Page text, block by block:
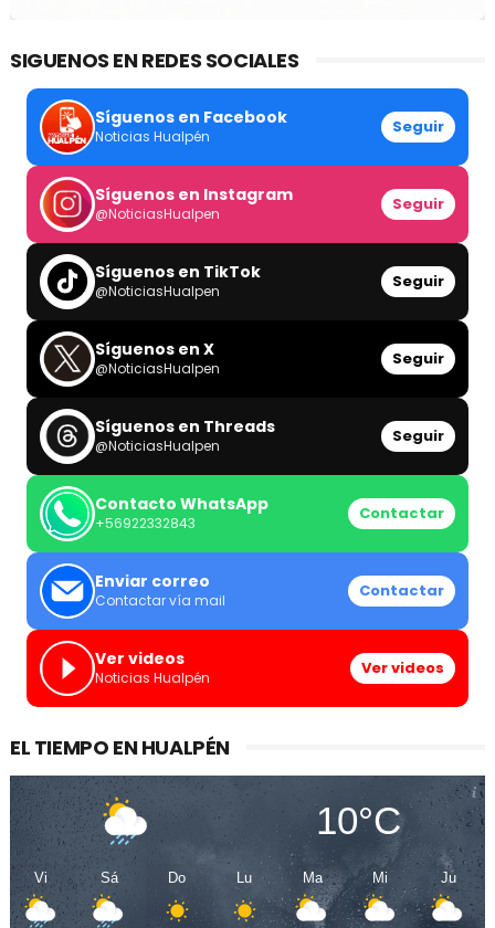
SIGUENOS EN REDES SOCIALES
Síguenos en Facebook
Noticias Hualpén Seguir
Síguenos en Instagram
@NoticiasHualpen Seguir
Síguenos en TikTok
@NoticiasHualpen Seguir
Síguenos en X
@NoticiasHualpen Seguir
Síguenos en Threads
@NoticiasHualpen Seguir
Contacto WhatsApp
+56922332843 Contactar
Enviar correo
Contactar vía mail Contactar
Ver videos
Noticias Hualpén Ver videos
EL TIEMPO EN HUALPÉN
10°C
Vi Sá Do Lu Ma Mi Ju